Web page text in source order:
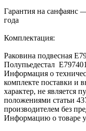
Гарантия на санфаянс
года
Комплектация:
Раковина подвесная
Полупьедестал E797401
Информация о
комплекте поставки и
характер, не является
положениями статьи
производителем без
Информацию о товаре